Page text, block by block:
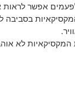
אפשר לראות
לא